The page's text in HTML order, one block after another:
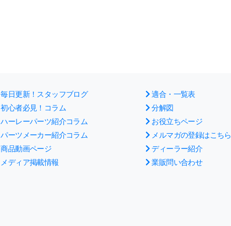
毎日更新！スタッフブログ
初心者必見！コラム
ハーレーパーツ紹介コラム
パーツメーカー紹介コラム
商品動画ページ
メディア掲載情報
適合・一覧表
分解図
お役立ちページ
メルマガの登録はこちら
ディーラー紹介
業販問い合わせ